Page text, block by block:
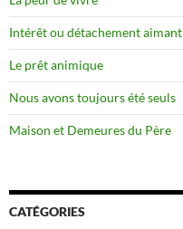
Intérêt ou détachement aimant
Le prêt animique
Nous avons toujours été seuls
Maison et Demeures du Père
CATÉGORIES